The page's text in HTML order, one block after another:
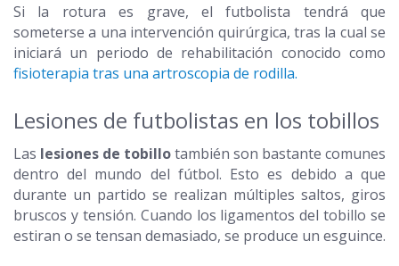
Si la rotura es grave, el futbolista tendrá que
someterse a una intervención quirúrgica, tras la cual se
iniciará un periodo de rehabilitación conocido como
fisioterapia tras una artroscopia de rodilla.
Lesiones de futbolistas en los tobillos
Las lesiones de tobillotambién son bastante comunes
dentro del mundo del fútbol. Esto es debido a que
durante un partido se realizan múltiples saltos, giros
bruscos y tensión. Cuando los ligamentos del tobillo se
estiran o se tensan demasiado, se produce un esguince.